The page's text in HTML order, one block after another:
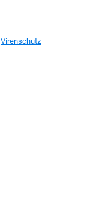
Virenschutz